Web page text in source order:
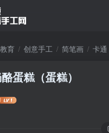
育 创意手工 简笔画 卡通
蛋糕（蛋糕）